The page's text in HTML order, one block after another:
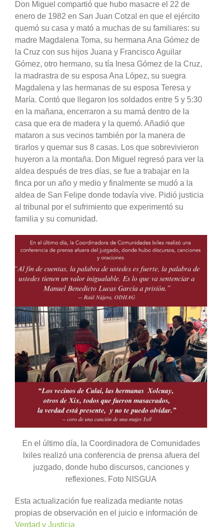
Don Miguel compartió que hubo masacre el 22 de
enero de 1982 en San Juan Cotzal en que el ejército
quemó su casa y mató a muchas de su familiares: su
madre Magdalena Toma, su hermana Ana Gómez de
la Cruz con sus hijos Juana y Francisco Aguilar
Gómez, otro hermano, su tía Inesa Gómez de la Cruz,
la madrastra de su esposa Ana López, su suegra
Magdalena y las hermanas de su esposa Teresa y
María. Contó que llegaron los soldados entre 5 y 5:30
en la mañana, encerraron a su mamá dentro de la
casa que era de madera y la quemó. Añadió que
mataron a sus vecinos también por la manera de
tirarlos y quemar sus 8 casas. Los que sobrevivieron
huyeron a la montaña. Don Miguel regresó para ver la
aldea después de tres días, se fue a trabajar en la
finca por un año y medio y finalmente se mudó a la
aldea de San Felipe donde todavía vive. Pidió justicia
al tribunal por el sufrimiento que experimentó su
familia y su comunidad.
En el último día, la Coordinadora de Comunidades
Ixiles realizó una conferencia de prensa afuera del
juzgado, donde hubo discursos, canciones y
reflexiones. Foto NISGUA
Esta actualización fue realizada mediante notas
propias de observación en el juicio e información de
Verdad y Justicia